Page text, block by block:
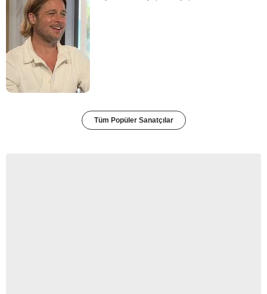
Tüm Popüler Sanatçılar